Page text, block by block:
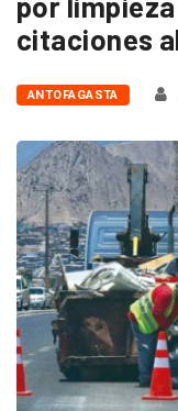
citaciones
ANTOFAGASTA